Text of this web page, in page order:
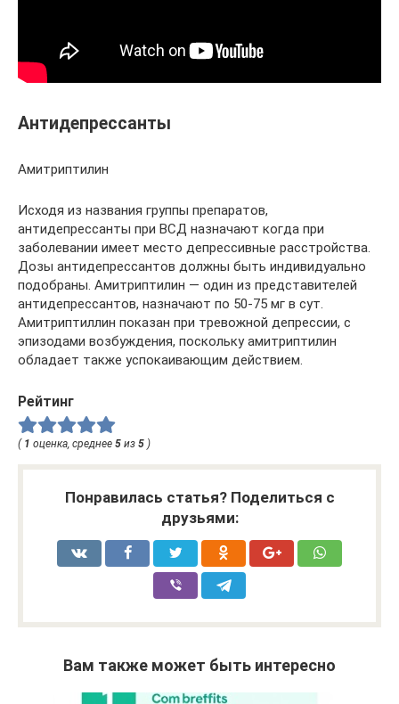
Антидепрессанты
Амитриптилин
Исходя из названия группы препаратов,
антидепрессанты при ВСД назначают когда при
заболевании имеет место депрессивные расстройства.
Дозы антидепрессантов должны быть индивидуально
подобраны. Амитриптилин — один из представителей
антидепрессантов, назначают по 50-75 мг в сут.
Амитриптиллин показан при тревожной депрессии, с
эпизодами возбуждения, поскольку амитриптилин
обладает также успокаивающим действием.
Рейтинг
( 1 оценка, среднее 5 из 5 )
Понравилась статья? Поделиться с
друзьями:
Вам также может быть интересно